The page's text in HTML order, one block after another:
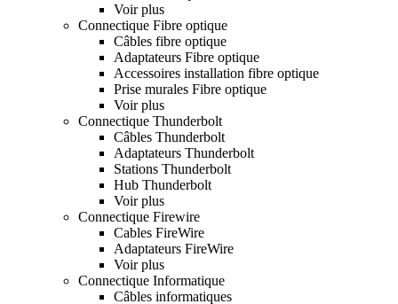
Voir plus
Connectique Fibre optique
Câbles fibre optique
Adaptateurs Fibre optique
Accessoires installation fibre optique
Prise murales Fibre optique
Voir plus
Connectique Thunderbolt
Câbles Thunderbolt
Adaptateurs Thunderbolt
Stations Thunderbolt
Hub Thunderbolt
Voir plus
Connectique Firewire
Cables FireWire
Adaptateurs FireWire
Voir plus
Connectique Informatique
Câbles informatiques